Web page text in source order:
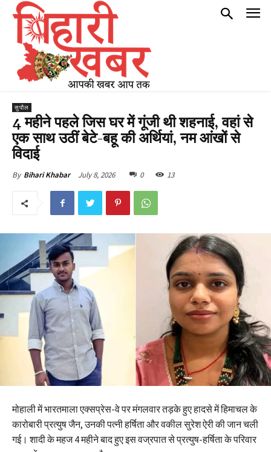
सुपौल
4 महीने पहले जिस घर में गूंजी थी शहनाई, वहां से
एक साथ उठीं बेटे-बहू की अर्थियां, नम आंखों से
विदाई
By Bihari Khabar July 8, 2026 0 13
मोहाली में भारतमाला एक्सप्रेस-वे पर मंगलवार तड़के हुए हादसे में हिमाचल के
कारोबारी प्रत्युष जैन, उनकी पत्नी हर्षिता और वकील सुरेश ऐरी की जान चली
गई। शादी के महज 4 महीने बाद हुए इस वज्रपात से प्रत्युष-हर्षिता के परिवार